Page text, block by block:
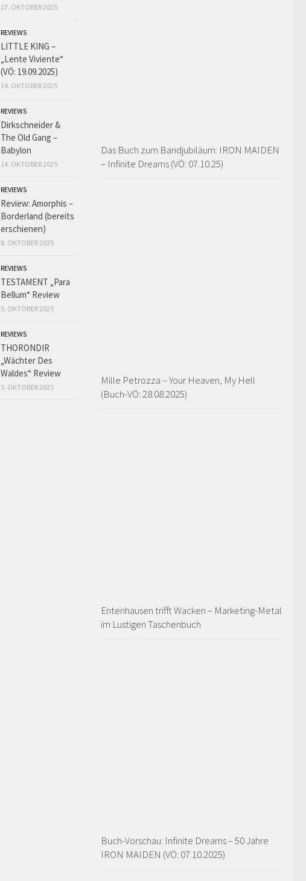
Das Buch zum Bandjubiläum: IRON MAIDEN
– Infinite Dreams (VÖ: 07.10.25)
Mille Petrozza – Your Heaven, My Hell
(Buch-VÖ: 28.08.2025)
Entenhausen trifft Wacken – Marketing-Metal
im Lustigen Taschenbuch
Buch-Vorschau: Infinite Dreams – 50 Jahre
IRON MAIDEN (VÖ: 07.10.2025)
17. OKTOBER 2025
REVIEWS
LITTLE KING –
„Lente Viviente“
(VÖ: 19.09.2025)
14. OKTOBER 2025
REVIEWS
Dirkschneider &
The Old Gang –
Babylon
14. OKTOBER 2025
REVIEWS
Review: Amorphis –
Borderland (bereits
erschienen)
8. OKTOBER 2025
REVIEWS
TESTAMENT „Para
Bellum“ Review
5. OKTOBER 2025
REVIEWS
THORONDIR
„Wächter Des
Waldes“ Review
5. OKTOBER 2025